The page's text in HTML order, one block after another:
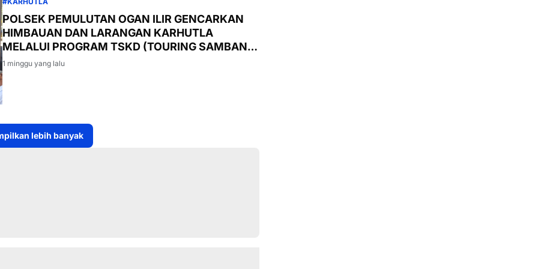
POLSEK PEMULUTAN OGAN ILIR GENCARKAN
HIMBAUAN DAN LARANGAN KARHUTLA
MELALUI PROGRAM TSKD (TOURING SAMBANG
KE DESA-DESA
1 minggu yang lalu
lebih banyak